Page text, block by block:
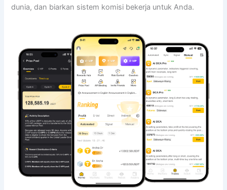
dunia, dan biarkan sistem komisi bekerja untuk Anda.